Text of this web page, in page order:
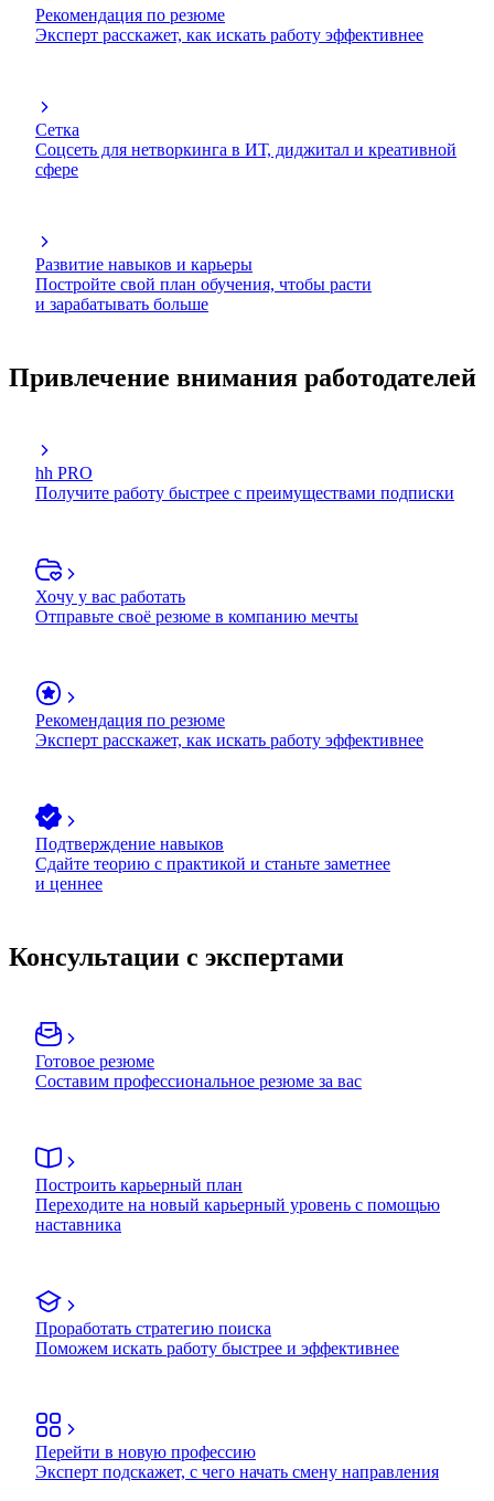
Рекомендация по резюме
Эксперт расскажет, как искать работу эффективнее
Сетка
Соцсеть для нетворкинга в ИТ, диджитал и креативной
сфере
Развитие навыков и карьеры
Постройте свой план обучения, чтобы расти
и зарабатывать больше
Привлечение внимания работодателей
hh PRO
Получите работу быстрее с преимуществами подписки
Хочу у вас работать
Отправьте своё резюме в компанию мечты
Рекомендация по резюме
Эксперт расскажет, как искать работу эффективнее
Подтверждение навыков
Сдайте теорию с практикой и станьте заметнее
и ценнее
Консультации с экспертами
Готовое резюме
Составим профессиональное резюме за вас
Построить карьерный план
Переходите на новый карьерный уровень с помощью
наставника
Проработать стратегию поиска
Поможем искать работу быстрее и эффективнее
Перейти в новую профессию
Эксперт подскажет, с чего начать смену направления